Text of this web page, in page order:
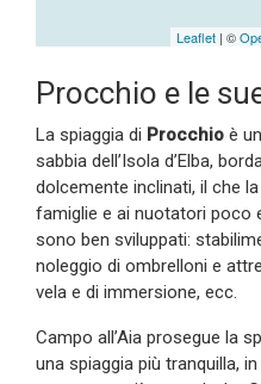
Leaflet | ©
Procchio e le
La spiaggia di Procchio è
sabbia dell’Isola d’Elba,
dolcemente inclinati, il che
famiglie e ai nuotatori poco
sono ben sviluppati:
noleggio di ombrelloni e
vela e di immersione, ecc.
Campo all’Aia prosegue la
una spiaggia più tranquilla,